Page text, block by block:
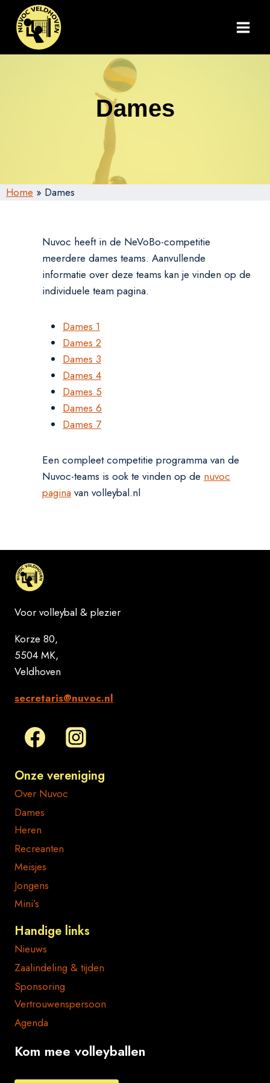
Doorgaan
naar
inhoud
Dames
Home » Dames
Nuvoc heeft in de NeVoBo-competitie
meerdere dames teams. Aanvullende
informatie over deze teams kan je vinden op de
individuele team pagina.
Dames 1
Dames 2
Dames 3
Dames 4
Dames 5
Dames 6
Dames 7
Een compleet competitie programma van de
Nuvoc-teams is ook te vinden op de nuvoc
pagina van volleybal.nl
Voor volleybal & plezier
Korze 80,
5504 MK,
Veldhoven
secretaris@nuvoc.nl
Onze vereniging
Over Nuvoc
Dames
Heren
Recreanten
Meisjes
Jongens
Mini’s
Handige links
Nieuws
Zaalindeling & tijden
Sponsoring
Vertrouwenspersoon
Agenda
Kom mee volleyballen